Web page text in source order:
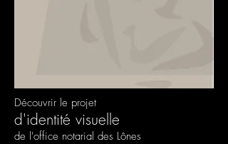
Découvrir le projet
d'identité visuelle
de l'office notarial des Lônes